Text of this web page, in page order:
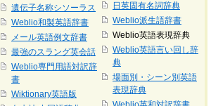
遺伝子名称シソーラス
Weblio和製英語辞書
メール英語例文辞書
最強のスラング英会話
Weblio専門用語対訳辞
書
Wiktionary英語版
日英固有名詞辞典
Weblio派生語辞書
Weblio英語表現辞典
Weblio英語言い回し辞
典
場面別・シーン別英語
表現辞典